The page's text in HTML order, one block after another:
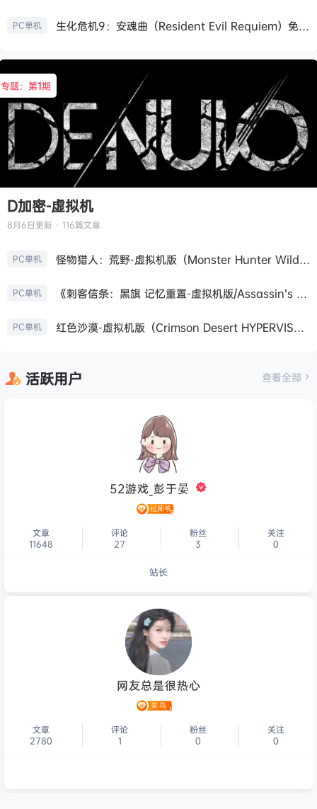
PC单机 生化危机9：安魂曲（Resident Evil Requiem）免安装中文版
专题：第1期
D加密-虚拟机
8月6日更新 · 116篇文章
PC单机 怪物猎人：荒野-虚拟机版（Monster Hunter Wilds HYPERVISOR）免安装中文版
PC单机 《刺客信条：黑旗 记忆重置-虚拟机版/Assassin’s Creed Black Flag Resynced HYPERVISOR》免安装中文版
PC单机 红色沙漠-虚拟机版（Crimson Desert HYPERVISOR）免安装中文版
活跃用户 查看全部
52游戏_彭于晏
文章
11648
评论
27
粉丝
3
关注
0
站长
个人主页
网友总是很热心
文章
2780
评论
1
粉丝
0
关注
0